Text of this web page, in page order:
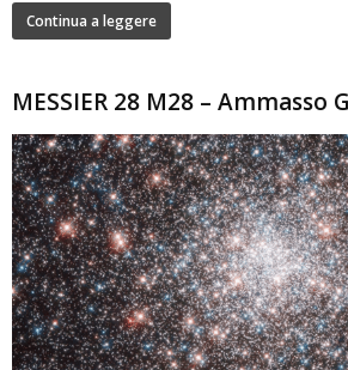
Continua a leggere
MESSIER 28 M28 – Ammasso